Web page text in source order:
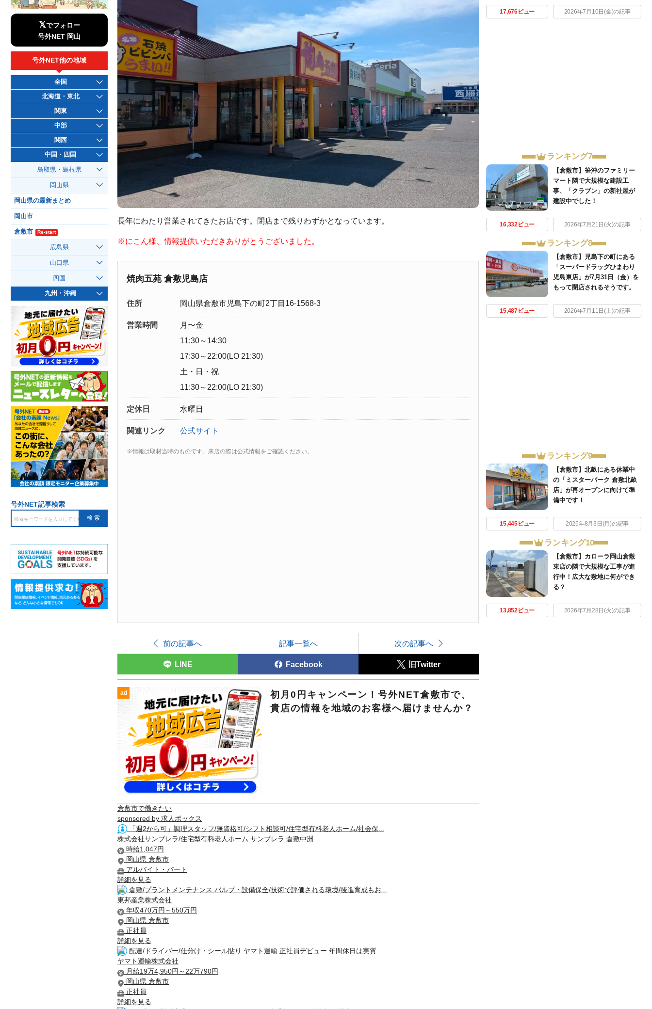
長年にわたり営業されてきたお店です。閉店まで残りわずかとなっています。
※にこん様、情報提供いただきありがとうございました。
焼肉五苑 倉敷児島店
住所 岡山県倉敷市児島下の町2丁目16-1568-3
営業時間
月〜金
11:30～14:30
17:30～22:00(LO 21:30)
土・日・祝
11:30～22:00(LO 21:30)
定休日 水曜日
関連リンク 公式サイト
※情報は取材当時のものです。来店の際は公式情報をご確認ください。
前の記事へ 記事一覧へ 次の記事へ
LINE Facebook 旧Twitter
ad
初月0円キャンペーン！号外NET倉敷市で、
貴店の情報を地域のお客様へ届けませんか？
倉敷市で働きたい
sponsored by 求人ボックス
「週2から可」調理スタッフ/無資格可/シフト相談可/住宅型有料老人ホーム/社会保...
株式会社サンブレラ/住宅型有料老人ホーム サンブレラ 倉敷中洲
時給1,047円
岡山県 倉敷市
アルバイト・パート
詳細を見る
倉敷/プラントメンテナンス バルブ・設備保全/技術で評価される環境/後進育成もお...
東邦産業株式会社
年収470万円～550万円
岡山県 倉敷市
正社員
詳細を見る
配達/ドライバー/仕分け・シール貼り ヤマト運輸 正社員デビュー 年間休日は実質...
ヤマト運輸株式会社
月給19万4,950円～22万790円
岡山県 倉敷市
正社員
詳細を見る
17,676ビュー 2026年7月10日(金)の記事
ランキング7
【倉敷市】笹沖のファミリー
マート隣で大規模な建設工
事、「クラブン」の新社屋が
建設中でした！
16,332ビュー 2026年7月21日(火)の記事
ランキング8
【倉敷市】児島下の町にある
「スーパードラッグひまわり
児島東店」が7月31日（金）を
もって閉店されるそうです。
15,487ビュー 2026年7月11日(土)の記事
ランキング9
【倉敷市】北畝にある休業中
の「ミスターバーク 倉敷北畝
店」が再オープンに向けて準
備中です！
15,445ビュー 2026年8月3日(月)の記事
ランキング10
【倉敷市】カローラ岡山倉敷
東店の隣で大規模な工事が進
行中！広大な敷地に何ができ
る？
13,852ビュー 2026年7月28日(火)の記事
𝕏でフォロー
号外NET 岡山
号外NET他の地域
全国
北海道・東北
関東
中部
関西
中国・四国
鳥取県・島根県
岡山県
岡山県の最新まとめ
岡山市
倉敷市 Re-start
広島県
山口県
四国
九州・沖縄
号外NET記事検索